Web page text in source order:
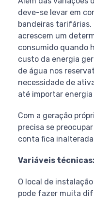
deve-se levar em
bandeiras tarifárias.
acrescem um
consumido quando
custo da energia
de água nos
necessidade de
até importar
Com a geração
precisa se
conta fica
Variáveis técnicas:
O local de
pode fazer muita